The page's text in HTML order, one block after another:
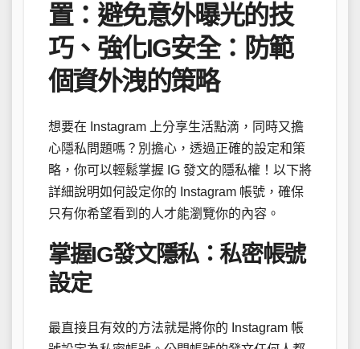
置：避免意外曝光的技
巧、強化IG安全：防範
個資外洩的策略
想要在 Instagram 上分享生活點滴，同時又擔
心隱私問題嗎？別擔心，透過正確的設定和策
略，你可以輕鬆掌握 IG 發文的隱私權！以下將
詳細說明如何設定你的 Instagram 帳號，確保
只有你希望看到的人才能瀏覽你的內容。
掌握IG發文隱私：私密帳號
設定
最直接且有效的方法就是將你的 Instagram 帳